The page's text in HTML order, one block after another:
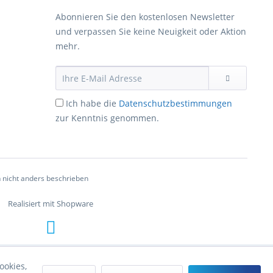
Abonnieren Sie den kostenlosen Newsletter
und verpassen Sie keine Neuigkeit oder Aktion
mehr.
Ich habe die Datenschutzbestimmungen
zur Kenntnis genommen.
anders beschrieben
Realisiert mit Shopware